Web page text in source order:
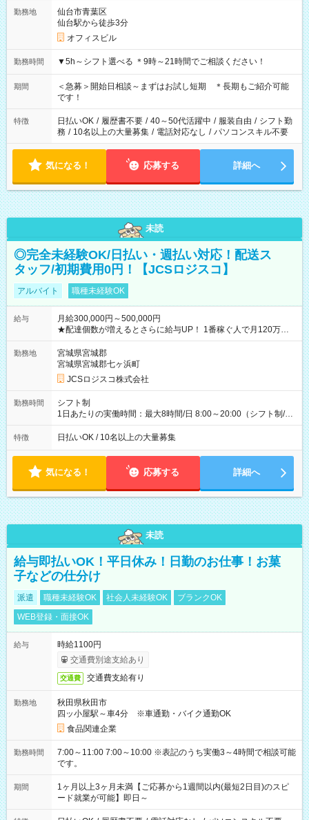
勤務地
仙台市青葉区
仙台駅から徒歩3分
オフィスビル
勤務時間 ▼5h～シフト選べる ＊9時～21時間でご相談ください！
期間
＜急募＞開始日相談～まずはお試し短期 ＊長期もご紹介可能
です！
特徴 日払いOK / 履歴書不要 / 40～50代活躍中 / 服装自由 / シフト勤
務 / 10名以上の大量募集 / 電話対応なし / パソコンスキル不要
気になる！ 応募する 詳細へ
未読
◎完全未経験OK/日払い・週払い対応！配送ス
タッフ/初期費用0円！【JCSロジスコ】
アルバイト 職種未経験OK
給与
月給300,000円～500,000円
★配達個数が増えるとさらに給与UP！ 1番稼ぐ人で月120万ほ
ど！ ・主要都市エリア 月収55万円／週5日稼働 月収65万~112
万円／週6日稼働 ・地方郊外エリア 月収40万円／週5日稼働 月
収40万円~50万円／週6日稼働 ＜モデルイメージ＞ ■月収50万
円 (27歳男性/江東区在住)※元建築関係 1日150個配達×25日勤務
(日休み) ■月収80万円(43歳男性/墨田区在住)※元営業 1日200個
勤務地
宮城県宮城郡
宮城県宮城郡七ヶ浜町
JCSロジスコ株式会社
勤務時間
シフト制
1日あたりの実働時間：最大8時間/日 8:00～20:00（シフト制/実
働8時間） ※週5日勤務（場所次第では週4も有り） ※配達状況
によって時間外での勤務可能性有り ※案件により多少の前後あ
特徴 日払いOK / 10名以上の大量募集
気になる！ 応募する 詳細へ
未読
給与即払いOK！平日休み！日勤のお仕事！お菓
子などの仕分け
派遣 職種未経験OK 社会人未経験OK
ブランクOK
WEB登録・面接OK
給与
時給1100円
交通費別途支給あり
交通費 交通費支給有り
勤務地
秋田県秋田市
四ッ小屋駅～車4分 ※車通勤・バイク通勤OK
食品関連企業
勤務時間
7:00～11:00 7:00～10:00 ※表記のうち実働3～4時間で相談可能
です。
期間
1ヶ月以上3ヶ月未満【ご応募から1週間以内(最短2日目)のスピ
ード就業が可能】即日～